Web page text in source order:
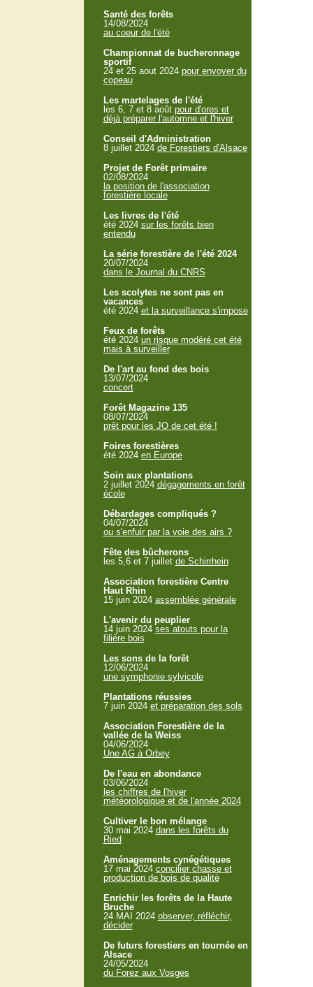
Santé des forêts
14/08/2024
au coeur de l'été
Championnat de bucheronnage
sportif
24 et 25 aout 2024 pour envoyer du
copeau
Les martelages de l'été
les 6, 7 et 8 août pour d'ores et
déjà préparer l'automne et l'hiver
Conseil d'Administration
8 juillet 2024 de Forestiers d'Alsace
Projet de Forêt primaire
02/08/2024
la position de l'association
forestière locale
Les livres de l'été
été 2024 sur les forêts bien
entendu
La série forestière de l'été 2024
20/07/2024
dans le Journal du CNRS
Les scolytes ne sont pas en
vacances
été 2024 et la surveillance s'impose
Feux de forêts
été 2024 un risque modéré cet été
mais à surveiller
De l'art au fond des bois
13/07/2024
concert
Forêt Magazine 135
08/07/2024
prêt pour les JO de cet été !
Foires forestières
été 2024 en Europe
Soin aux plantations
2 juillet 2024 dégagements en forêt
école
Débardages compliqués ?
04/07/2024
ou s'enfuir par la voie des airs ?
Fête des bûcherons
les 5,6 et 7 juillet de Schirrhein
Association forestière Centre
Haut Rhin
15 juin 2024 assemblée générale
L'avenir du peuplier
14 juin 2024 ses atouts pour la
filière bois
Les sons de la forêt
12/06/2024
une symphonie sylvicole
Plantations réussies
7 juin 2024 et préparation des sols
Association Forestière de la
vallée de la Weiss
04/06/2024
Une AG à Orbey
De l'eau en abondance
03/06/2024
les chiffres de l'hiver
météorologique et de l'année 2024
Cultiver le bon mélange
30 mai 2024 dans les forêts du
Ried
Aménagements cynégétiques
17 mai 2024 concilier chasse et
production de bois de qualité
Enrichir les forêts de la Haute
Bruche
24 MAI 2024 observer, réfléchir,
décider
De futurs forestiers en tournée en
Alsace
24/05/2024
du Forez aux Vosges